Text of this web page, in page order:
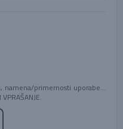
namena/primernosti uporabe...